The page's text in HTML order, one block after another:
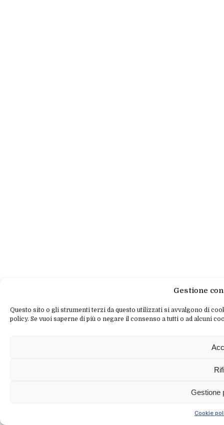
Gestione
Questo sito o gli strumenti terzi da questo utilizzati si avvalgono di
policy. Se vuoi saperne di più o negare il consenso a tutti o ad alcuni
Gestione
Cookie